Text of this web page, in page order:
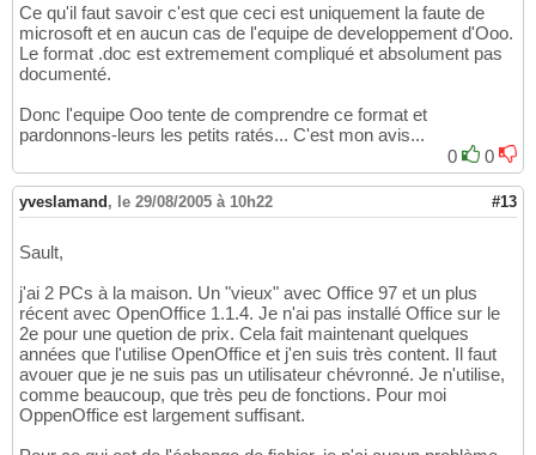
Ce qu'il faut savoir c'est que ceci est uniquement la faute de
microsoft et en aucun cas de l'equipe de developpement d'Ooo.
Le format .doc est extremement compliqué et absolument pas
documenté.
Donc l'equipe Ooo tente de comprendre ce format et
pardonnons-leurs les petits ratés... C'est mon avis...
0
0
yveslamand, le 29/08/2005 à 10h22 #13
Sault,
j'ai 2 PCs à la maison. Un "vieux" avec Office 97 et un plus
récent avec OpenOffice 1.1.4. Je n'ai pas installé Office sur le
2e pour une quetion de prix. Cela fait maintenant quelques
années que l'utilise OpenOffice et j'en suis très content. Il faut
avouer que je ne suis pas un utilisateur chévronné. Je n'utilise,
comme beaucoup, que très peu de fonctions. Pour moi
OppenOffice est largement suffisant.